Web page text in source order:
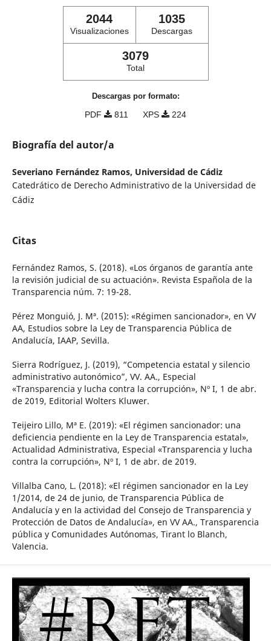
2044
Visualizaciones
1035
Descargas
3079
Total
Descargas por formato:
PDF 811 XPS 224
Biografía del autor/a
Severiano Fernández Ramos, Universidad de Cádiz
Catedrático de Derecho Administrativo de la Universidad de
Cádiz
Citas
Fernández Ramos, S. (2018). «Los órganos de garantía ante
la revisión judicial de su actuación». Revista Española de la
Transparencia núm. 7: 19-28.
Pérez Monguió, J. Mª. (2015): «Régimen sancionador», en VV
AA, Estudios sobre la Ley de Transparencia Pública de
Andalucía, IAAP, Sevilla.
Sierra Rodríguez, J. (2019), “Competencia estatal y silencio
administrativo autonómico”, VV. AA., Especial
«Transparencia y lucha contra la corrupción», Nº I, 1 de abr.
de 2019, Editorial Wolters Kluwer.
Teijeiro Lillo, Mª E. (2019): «El régimen sancionador: una
deficiencia pendiente en la Ley de Transparencia estatal»,
Actualidad Administrativa, Especial «Transparencia y lucha
contra la corrupción», Nº I, 1 de abr. de 2019.
Villalba Cano, L. (2018): «El régimen sancionador en la Ley
1/2014, de 24 de junio, de Transparencia Pública de
Andalucía y en la actividad del Consejo de Transparencia y
Protección de Datos de Andalucía», en VV AA., Transparencia
pública y Comunidades Autónomas, Tirant lo Blanch,
Valencia.